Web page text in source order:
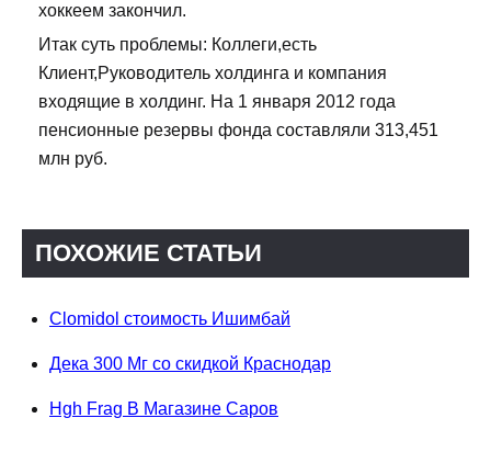
хоккеем закончил.
Итак суть проблемы: Коллеги,есть
Клиент,Руководитель холдинга и компания
входящие в холдинг. На 1 января 2012 года
пенсионные резервы фонда составляли 313,451
млн руб.
ПОХОЖИЕ СТАТЬИ
Clomidol стоимость Ишимбай
Дека 300 Мг со скидкой Краснодар
Hgh Frag В Магазине Саров